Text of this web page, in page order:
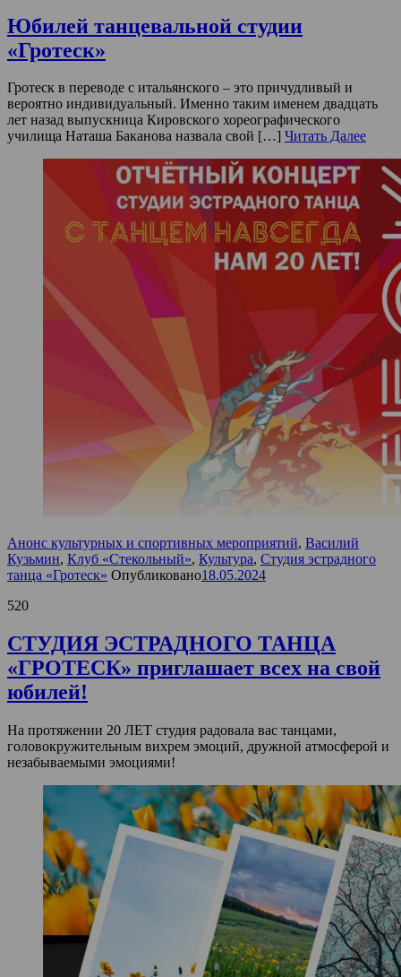
Юбилей танцевальной студии
«Гротеск»
Гротеск в переводе с итальянского – это причудливый и
вероятно индивидуальный. Именно таким именем двадцать
лет назад выпускница Кировского хореографического
училища Наташа Баканова назвала свой […] Читать Далее
Анонс культурных и спортивных мероприятий, Василий
Кузьмин, Клуб «Стекольный», Культура, Студия эстрадного
танца «Гротеск» Опубликовано18.05.2024
520
СТУДИЯ ЭСТРАДНОГО ТАНЦА
«ГРОТЕСК» приглашает всех на свой
юбилей!
На протяжении 20 ЛЕТ студия радовала вас танцами,
головокружительным вихрем эмоций, дружной атмосферой и
незабываемыми эмоциями!